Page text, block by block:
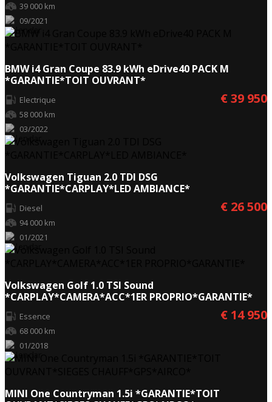
39 000 km
09/2021
BMW i4 Gran Coupe 83.9 kWh eDrive40 PACK M
*GARANTIE*TOIT OUVRANT*
Electrique
58 000 km
03/2022
€ 39 950
Volkswagen Tiguan 2.0 TDI DSG
*GARANTIE*CARPLAY*LED AMBIANCE*
Diesel
94 000 km
01/2021
€ 26 500
Volkswagen Golf 1.0 TSI Sound
*CARPLAY*CAMERA*ACC*1ER PROPRIO*GARANTIE*
Essence
68 000 km
01/2018
€ 14 950
MINI One Countryman 1.5i *GARANTIE*TOIT